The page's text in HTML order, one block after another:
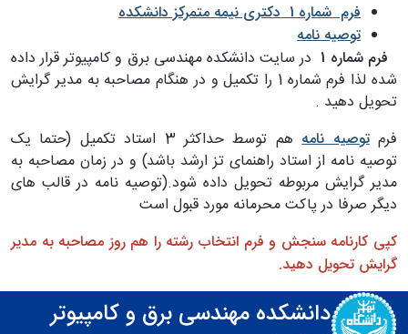
فرم شماره 1 دکتری نیمه متمرکز دانشکده
توصیه نامه
فرم شماره 1
در سایت دانشکده مهندسی برق و کامپیوتر قرار داده
شده لذا فرم شماره 1 را تکمیل و در هنگام مصاحبه به مدیر گرایش
تحویل دهید .
فرمتوصیه نامه
هم توسط حداکثر 3 استاد تکمیل (حتما یک
توصیه نامه از استاد راهنمای تز ارشد باشد) و در زمان مصاحبه به
مدیر گرایش مربوطه تحویل داده شود.(توصیه نامه در قالب های
دیگر صرفا در پاکت محرمانه مورد قبول است
کپی کارنامه سنجش و فرم انتخاب رشته را هم روز مصاحبه به مدیر
گرایش تحویل دهید.
دانشکده مهندسی برق و کامپیوتر